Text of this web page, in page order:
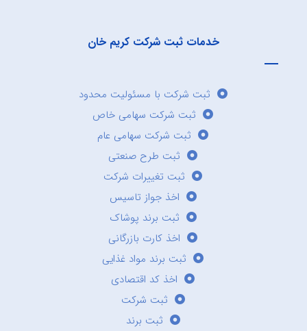
خدمات ثبت شرکت کریم خان
ثبت شرکت با مسئولیت محدود
ثبت شرکت سهامی خاص
ثبت شرکت سهامی عام
ثبت طرح صنعتی
ثبت تغییرات شرکت
اخذ جواز تاسیس
ثبت برند پوشاک
اخذ کارت بازرگانی
ثبت برند مواد غذایی
اخذ کد اقتصادی
ثبت شرکت
ثبت برند